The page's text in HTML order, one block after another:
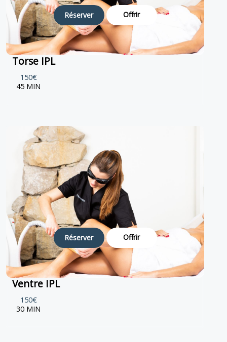
Réserver Offrir
Torse IPL
150€
45 MIN
Réserver Offrir
Ventre IPL
150€
30 MIN